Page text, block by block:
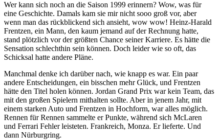
Wer kann sich noch an die Saison 1999 erinnern? Wow, was für
eine Geschichte. Damals kam sie mir nicht sooo groß vor, aber
wenn man das rückblickend sich ansieht, wow wow! Heinz-Harald
Frentzen, ein Mann, den kaum jemand auf der Rechnung hatte,
stand plötzlich vor der größten Chance seiner Karriere. Es hätte die
Sensation schlechthin sein können. Doch leider wie so oft, das
Schicksal hatte andere Pläne.
Manchmal denke ich darüber nach, wie knapp es war. Ein paar
andere Entscheidungen, ein bisschen mehr Glück, und Frentzen
hätte den Titel holen können. Jordan Grand Prix war kein Team, das
mit den großen Spielern mithalten sollte. Aber in jenem Jahr, mit
einem starken Auto und Frentzen in Hochform, war alles möglich.
Rennen für Rennen sammelte er Punkte, während sich McLaren
und Ferrari Fehler leisteten. Frankreich, Monza. Er lieferte. Und
dann Nürburgring.